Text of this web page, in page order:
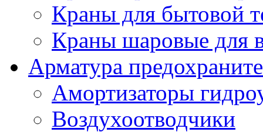
Краны для бытовой
Краны шаровые для
Арматура
Амортизаторы
Воздухоотводчики